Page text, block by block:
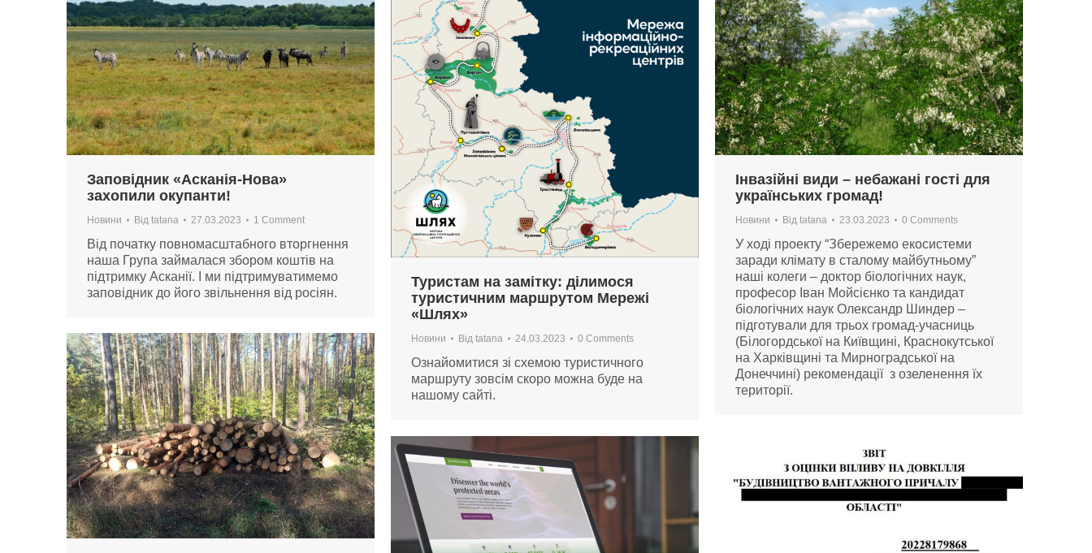
Заповідник «Асканія-Нова»
захопили окупанти!
Новини Від tatana 27.03.2023 1 Comment
Від початку повномасштабного вторгнення
наша Група займалася збором коштів на
підтримку Асканії. І ми підтримуватимемо
заповідник до його звільнення від росіян.
Туристам на замітку: ділимося
туристичним маршрутом Мережі
«Шлях»
Новини Від tatana 24.03.2023 0 Comments
Ознайомитися зі схемою туристичного
маршруту зовсім скоро можна буде на
нашому сайті.
Інвазійні види – небажані гості для
українських громад!
Новини Від tatana 23.03.2023 0 Comments
У ході проекту “Збережемо екосистеми
заради клімату в сталому майбутньому”
наші колеги – доктор біологічних наук,
професор Іван Мойсієнко та кандидат
біологічних наук Олександр Шиндер –
підготували для трьох громад-учасниць
(Білогордської на Київщині, Краснокутської
на Харківщині та Мирноградської на
Донеччині) рекомендації з озеленення їх
території.